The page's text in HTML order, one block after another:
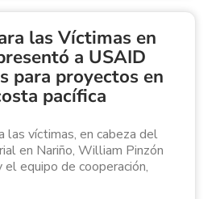
las Víctimas en
a USAID
para proyectos en
pacífica
las víctimas, en cabeza del
en Nariño, William Pinzón
el equipo de cooperación,